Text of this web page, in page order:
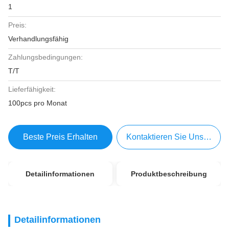
1
Preis:
Verhandlungsfähig
Zahlungsbedingungen:
T/T
Lieferfähigkeit:
100pcs pro Monat
Beste Preis Erhalten Kontaktieren Sie Uns Jetzt
Detailinformationen Produktbeschreibung
Detailinformationen